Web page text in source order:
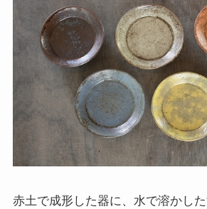
赤土で成形した器に、水で溶かし